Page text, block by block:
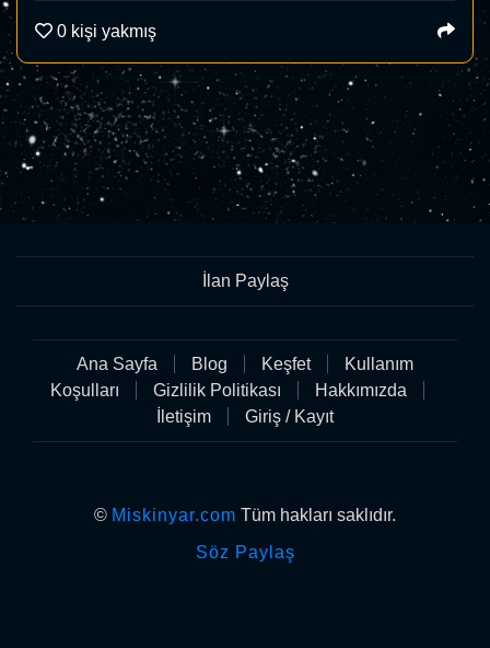
0 kişi yakmış
İlan Paylaş
Ana Sayfa Blog Keşfet
Kullanım
Koşulları
Gizlilik Politikası
Hakkımızda
İletişim
Giriş / Kayıt
© Miskinyar.com Tüm hakları saklıdır.
Söz Paylaş